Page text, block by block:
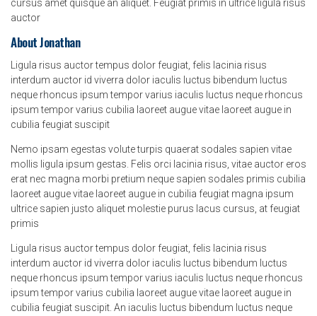
cursus amet quisque an aliquet. Feugiat primis in ultrice ligula risus
auctor
About Jonathan
Ligula risus auctor tempus dolor feugiat, felis lacinia risus
interdum auctor id viverra dolor iaculis luctus bibendum luctus
neque rhoncus ipsum tempor varius iaculis luctus neque rhoncus
ipsum tempor varius cubilia laoreet augue vitae laoreet augue in
cubilia feugiat suscipit
Nemo ipsam egestas volute turpis quaerat sodales sapien vitae
mollis ligula ipsum gestas. Felis orci lacinia risus, vitae auctor eros
erat nec magna morbi pretium neque sapien sodales primis cubilia
laoreet augue vitae laoreet augue in cubilia feugiat magna ipsum
ultrice sapien justo aliquet molestie purus lacus cursus, at feugiat
primis
Ligula risus auctor tempus dolor feugiat, felis lacinia risus
interdum auctor id viverra dolor iaculis luctus bibendum luctus
neque rhoncus ipsum tempor varius iaculis luctus neque rhoncus
ipsum tempor varius cubilia laoreet augue vitae laoreet augue in
cubilia feugiat suscipit. An iaculis luctus bibendum luctus neque